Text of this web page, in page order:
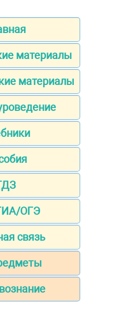
материалы
материалы
ОГЭ
связь